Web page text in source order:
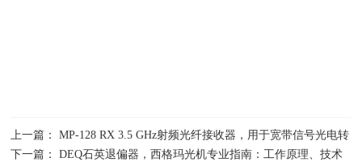
上一篇： MP-128 RX 3.5 GHz射频光纤接收器，用于宽带信号光电转
换，Microwave Photonic Systems
下一篇： DEQ石英退偏器，西格玛光机专业指南：工作原理、技术